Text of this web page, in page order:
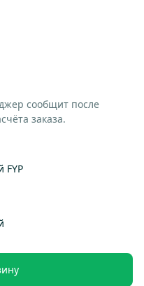
сообщит после
заказа.
FYP